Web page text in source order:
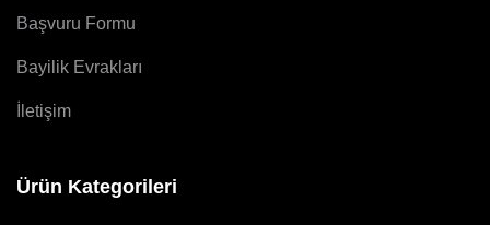
Başvuru Formu
Bayilik Evrakları
İletişim
Ürün Kategorileri